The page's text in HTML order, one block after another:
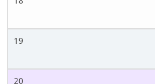
19
20